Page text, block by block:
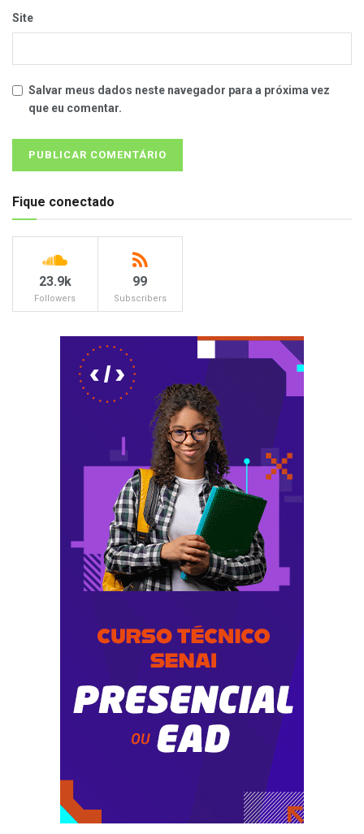
Site
Salvar meus dados neste navegador para a próxima vez
que eu comentar.
Fique conectado
23.9k
Followers
99
Subscribers